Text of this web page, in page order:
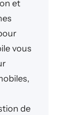
et
vous
de